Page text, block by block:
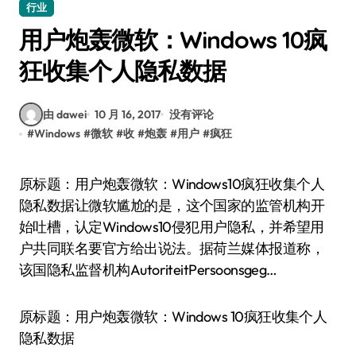
行业
用户炮轰微软：Windows 10疯
狂收集个人隐私数据
由 dawei 10 月 16, 2017 没有评论
#Windows #微软 #收 #炮轰 #用户 #疯狂
原标题：用户炮轰微软：Windows10疯狂收集个人
隐私数据让微软尴尬的是，这个国家的监管机构开
始吐槽，认定Windows10侵犯用户隐私，并希望用
户共同联名要官方给出说法。据荷兰媒体报道称，
该国隐私监督机构AutoriteitPersoonsgeg…
原标题：用户炮轰微软：Windows 10疯狂收集个人
隐私数据